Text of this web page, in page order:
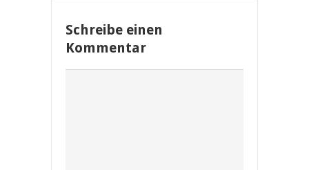
Schreibe einen
Kommentar